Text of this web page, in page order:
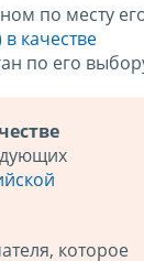
по месту
качестве
по его
которое